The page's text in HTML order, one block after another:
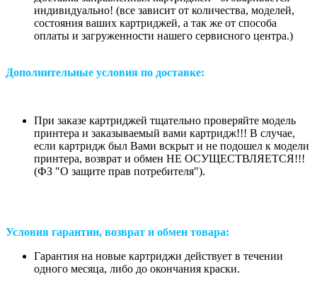
индивидуально! (все зависит от количества, моделей,
состояния ваших картриджей, а так же от способа
оплаты и загруженности нашего сервисного центра.)
Дополнительные условия по доставке:
При заказе картриджей тщательно проверяйте модель
принтера и заказываемый вами картридж!!! В случае,
если картридж был Вами вскрыт и не подошел к модели
принтера, возврат и обмен НЕ ОСУЩЕСТВЛЯЕТСЯ!!!
(ФЗ "О защите прав потребителя").
Условия гарантии, возврат и обмен товара:
Гарантия на новые картриджи действует в течении
одного месяца, либо до окончания краски.